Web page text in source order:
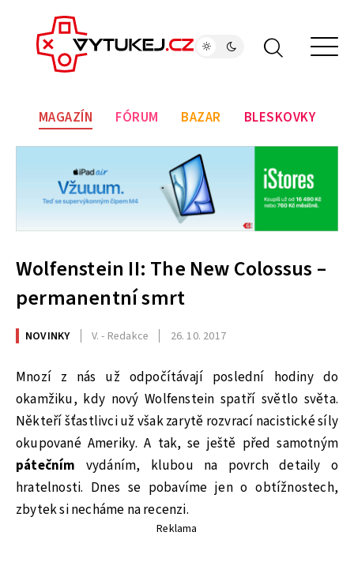
MAGAZÍN FÓRUM BAZAR BLESKOVKY
Wolfenstein II: The New Colossus –
permanentní smrt
NOVINKY V. - Redakce 26. 10. 2017
Mnozí z nás už odpočítávají poslední hodiny do
okamžiku, kdy nový Wolfenstein spatří světlo světa.
Někteří šťastlivci už však zarytě rozvrací nacistické síly
okupované Ameriky. A tak, se ještě před samotným
pátečním vydáním, klubou na povrch detaily o
hratelnosti. Dnes se pobavíme jen o obtížnostech,
zbytek si necháme na recenzi.
Reklama